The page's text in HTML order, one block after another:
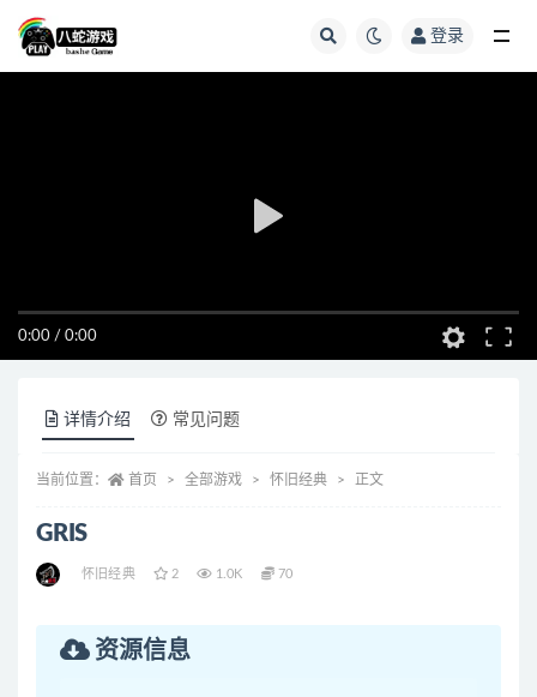
登录
0:00 / 0:00
详情介绍 常见问题
当前位置： 首页 全部游戏 怀旧经典 正文
GRIS
怀旧经典 2 1.0K 70
资源信息